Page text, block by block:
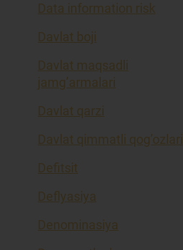
Data information risk
Davlat boji
Davlat maqsadli
jamg’armalari
Davlat qarzi
Davlat qimmatli qog’ozlari
Defitsit
Deflyasiya
Denominasiya